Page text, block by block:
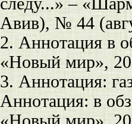
Авив), № 44
2. Аннотация в
«Новый мир»,
3. Аннотация:
Аннотация: в
«Новый мир»,